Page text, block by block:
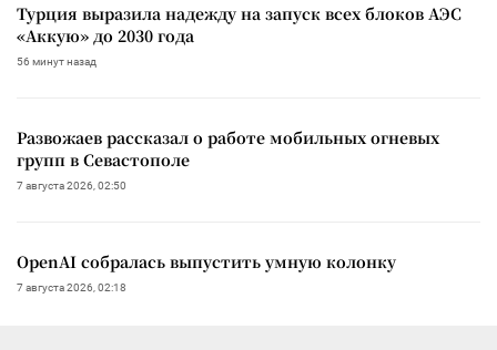
Турция выразила надежду на запуск всех блоков АЭС
«Аккую» до 2030 года
56 минут назад
Развожаев рассказал о работе мобильных огневых
групп в Севастополе
7 августа 2026, 02:50
OpenAI собралась выпустить умную колонку
7 августа 2026, 02:18